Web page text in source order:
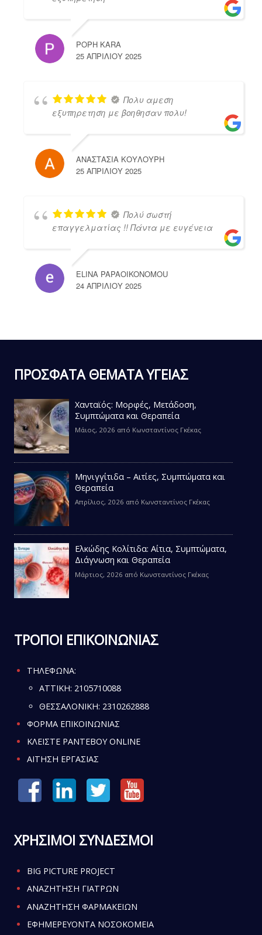
POPH KARA
25 ΑΠΡΙΛΊΟΥ 2025
Πολυ αμεση
εξυπηρετηση με βοηθησαν πολυ!
ΑΝΑΣΤΑΣΙΑ ΚΟΥΛΟΥΡΗ
25 ΑΠΡΙΛΊΟΥ 2025
Πολύ σωστή
επαγγελματίας !! Πάντα με ευγένεια
ELINA PAPAOIKONOMOU
24 ΑΠΡΙΛΊΟΥ 2025
ΠΡΟΣΦΑΤΑ ΘΕΜΑΤΑ ΥΓΕΙΑΣ
Χανταϊός: Μορφές, Μετάδοση,
Συμπτώματα και Θεραπεία
Μάιος, 2026 από Κωνσταντίνος Γκέκας
Μηνιγγίτιδα – Αιτίες, Συμπτώματα και
Θεραπεία
Απρίλιος, 2026 από Κωνσταντίνος Γκέκας
Ελκώδης Κολίτιδα: Αίτια, Συμπτώματα,
Διάγνωση και Θεραπεία
Μάρτιος, 2026 από Κωνσταντίνος Γκέκας
ΤΡΟΠΟΙ ΕΠΙΚΟΙΝΩΝΙΑΣ
ΤΗΛΕΦΩΝΑ:
ATTIKH: 2105710088
ΘΕΣΣΑΛΟΝΙΚΗ: 2310262888
ΦΟΡΜΑ ΕΠΙΚΟΙΝΩΝΙΑΣ
ΚΛΕΙΣΤΕ ΡΑΝΤΕΒΟΥ ONLINE
ΑΙΤΗΣΗ ΕΡΓΑΣΙΑΣ
ΧΡΗΣΙΜΟΙ ΣΥΝΔΕΣΜΟΙ
BIG PICTURE PROJECT
ΑΝΑΖΗΤΗΣΗ ΓΙΑΤΡΩΝ
ΑΝΑΖΗΤΗΣΗ ΦΑΡΜΑΚΕΙΩΝ
ΕΦΗΜΕΡΕΥΟΝΤΑ ΝΟΣΟΚΟΜΕΙΑ